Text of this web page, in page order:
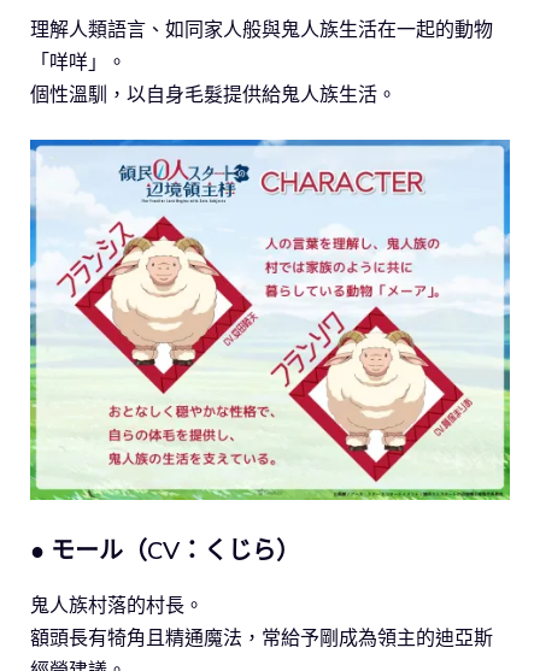
理解人類語言、如同家人般與鬼人族生活在一起的動物
「咩咩」。
個性溫馴，以自身毛髮提供給鬼人族生活。
● モール（CV：くじら）
鬼人族村落的村長。
額頭長有犄角且精通魔法，常給予剛成為領主的迪亞斯